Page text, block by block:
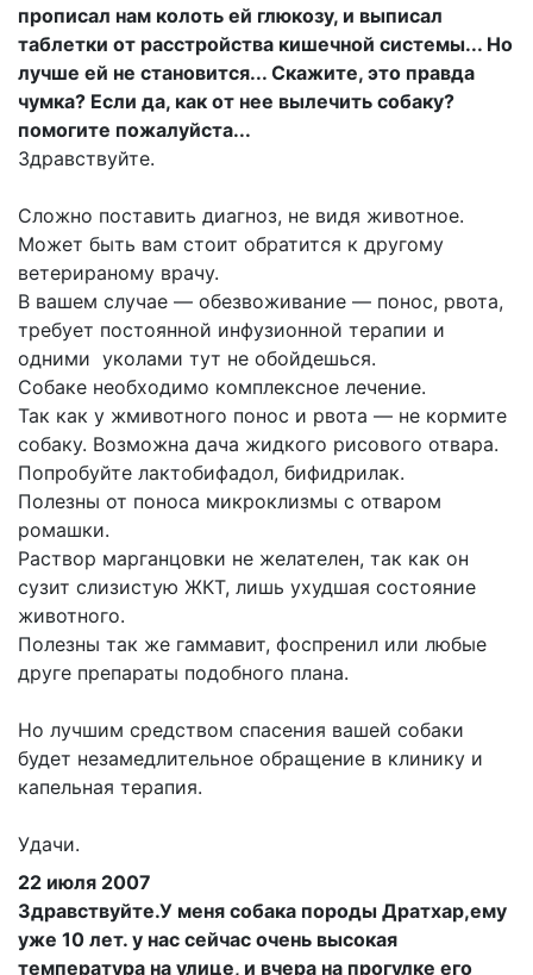
прописал нам колоть ей глюкозу, и выписал
таблетки от расстройства кишечной системы... Но
лучше ей не становится... Скажите, это правда
чумка? Если да, как от нее вылечить собаку?
помогите пожалуйста...
Здравствуйте.
Сложно поставить диагноз, не видя животное.
Может быть вам стоит обратится к другому
ветерираному врачу.
В вашем случае — обезвоживание — понос, рвота,
требует постоянной инфузионной терапии и
одними уколами тут не обойдешься.
Собаке необходимо комплексное лечение.
Так как у жмивотного понос и рвота — не кормите
собаку. Возможна дача жидкого рисового отвара.
Попробуйте лактобифадол, бифидрилак.
Полезны от поноса микроклизмы с отваром
ромашки.
Раствор марганцовки не желателен, так как он
сузит слизистую ЖКТ, лишь ухудшая состояние
животного.
Полезны так же гаммавит, фоспренил или любые
друге препараты подобного плана.
Но лучшим средством спасения вашей собаки
будет незамедлительное обращение в клинику и
капельная терапия.
Удачи.
22 июля 2007
Здравствуйте.У меня собака породы Дратхар,ему
уже 10 лет. у нас сейчас очень высокая
температура на улице, и вчера на прогулке его